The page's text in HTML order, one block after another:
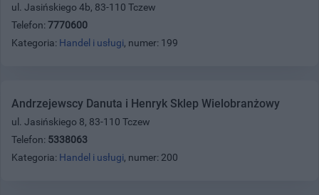
ul. Jasińskiego 4b, 83-110 Tczew
Telefon: 7770600
Kategoria: Handel i usługi, numer: 199
Andrzejewscy Danuta i Henryk Sklep Wielobranżowy
ul. Jasińskiego 8, 83-110 Tczew
Telefon: 5338063
Kategoria: Handel i usługi, numer: 200